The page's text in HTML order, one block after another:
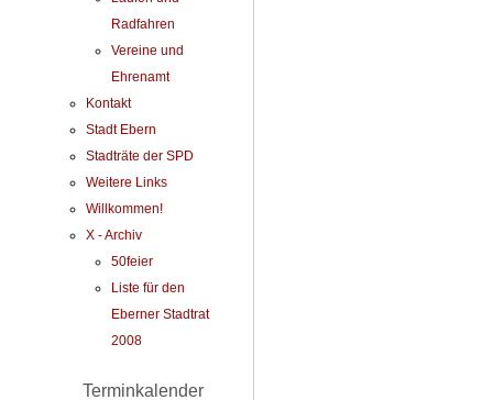
Radfahren
Vereine und
Ehrenamt
Kontakt
Stadt Ebern
Stadträte der SPD
Weitere Links
Willkommen!
X - Archiv
50feier
Liste für den
Eberner Stadtrat
2008
Terminkalender